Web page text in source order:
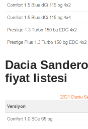
Dacia
fiyat listesi